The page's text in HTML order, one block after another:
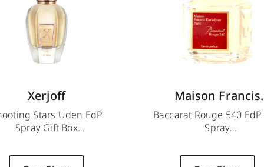
Xerjoff
Stars Uden EdP
Spray Gift Box
Maison Francis
Kurkdjian
Baccarat Rouge 540
Spray